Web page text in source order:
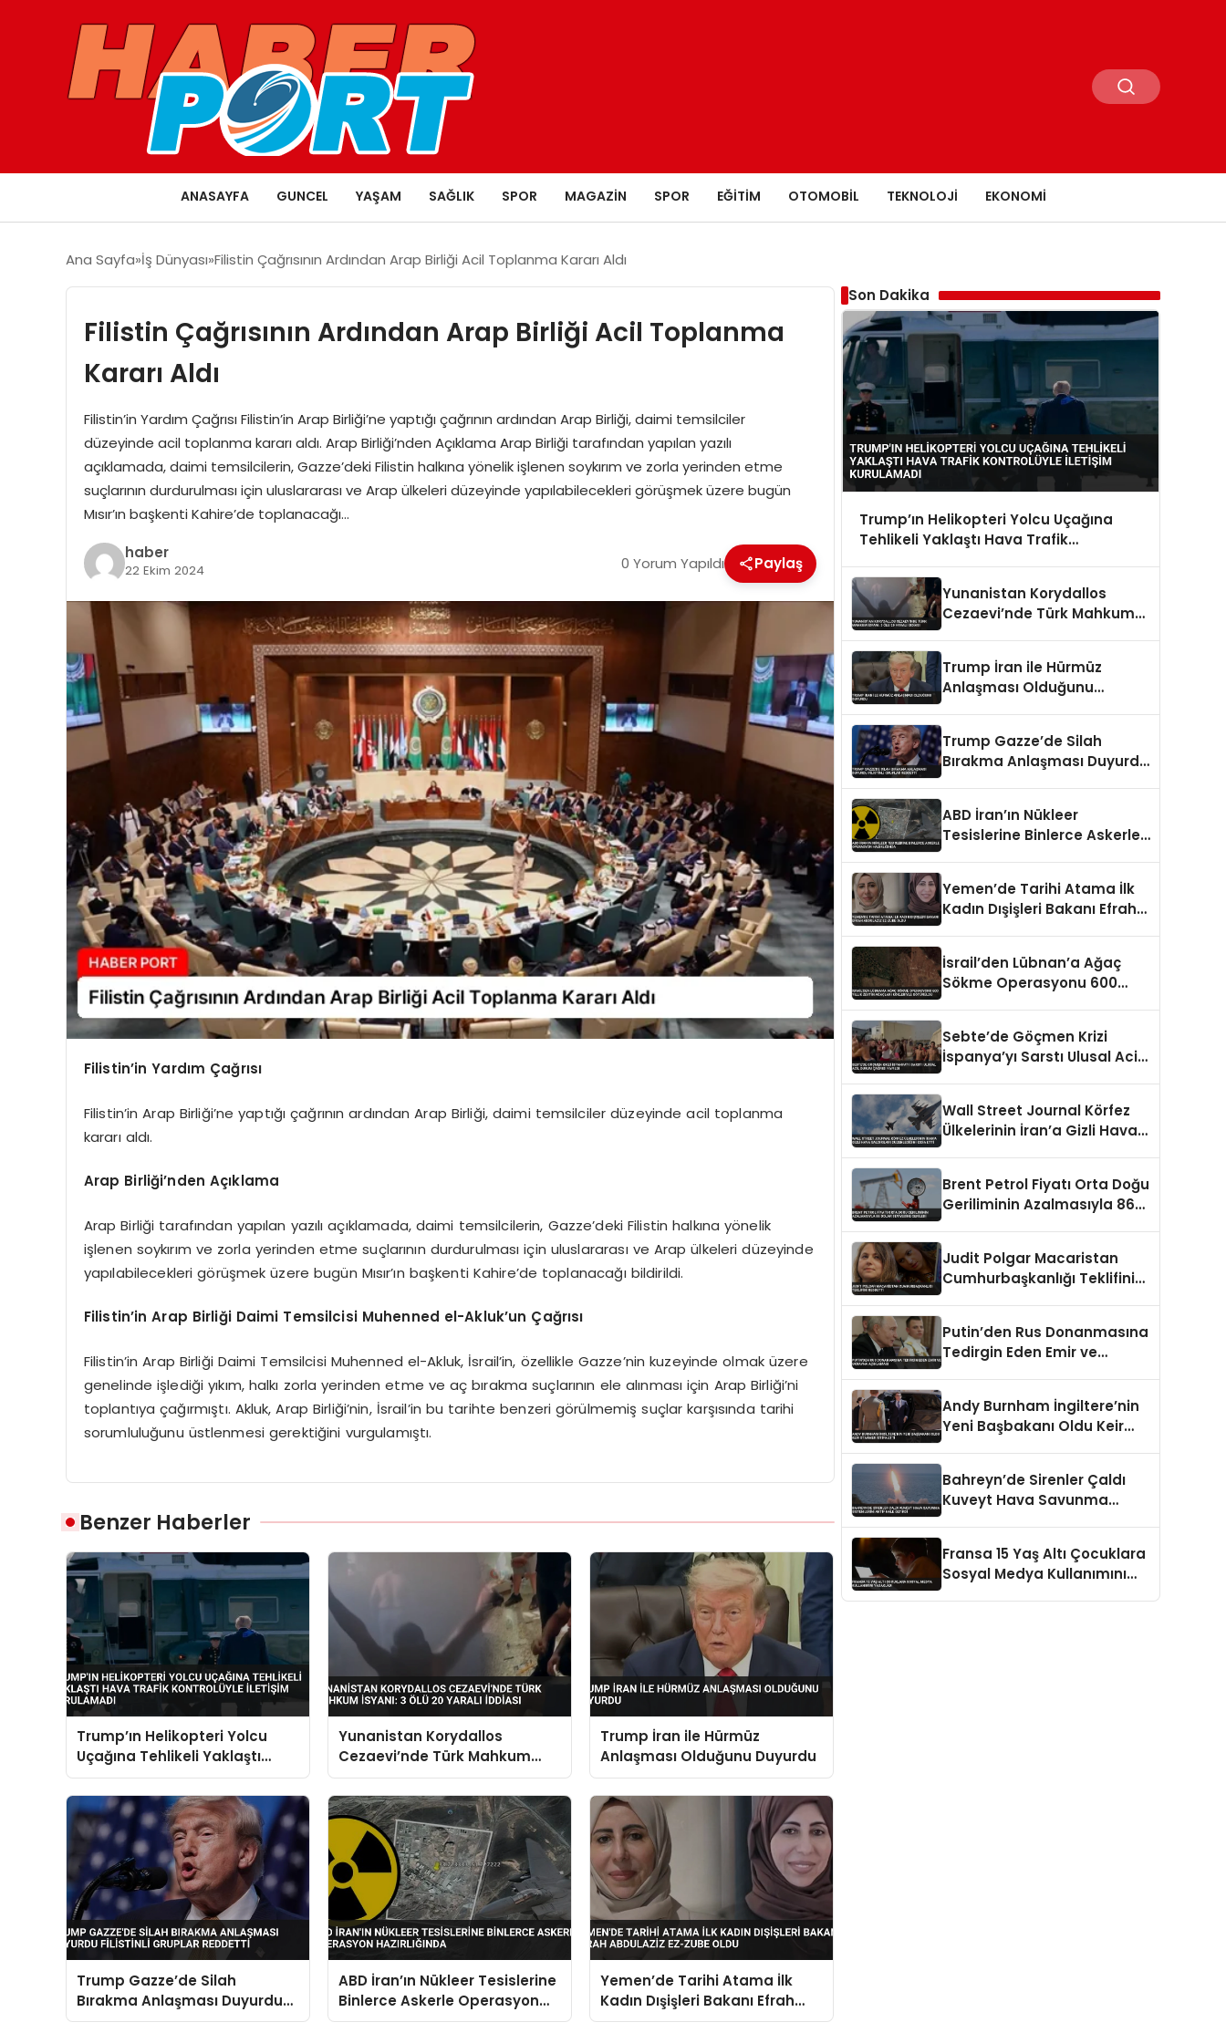
ANASAYFA GUNCEL YAŞAM SAĞLIK SPOR MAGAZIN SPOR EĞITIM OTOMOBIL TEKNOLOJI EKONOMI
Ana Sayfa İş Dünyası Filistin Çağrısının Ardından Arap Birliği Acil Toplanma Kararı Aldı
Filistin Çağrısının Ardından Arap Birliği Acil Toplanma
Kararı Aldı
Filistin’in Yardım Çağrısı Filistin’in Arap Birliği’ne yaptığı çağrının ardından Arap Birliği, daimi temsilciler
düzeyinde acil toplanma kararı aldı. Arap Birliği’nden Açıklama Arap Birliği tarafından yapılan yazılı
açıklamada, daimi temsilcilerin, Gazze’deki Filistin halkına yönelik işlenen soykırım ve zorla yerinden etme
suçlarının durdurulması için uluslararası ve Arap ülkeleri düzeyinde yapılabilecekleri görüşmek üzere bugün
Mısır’ın başkenti Kahire’de toplanacağı…
haber
22 Ekim 2024 0 Yorum Yapıldı Paylaş
Filistin’in Yardım Çağrısı
Filistin’in Arap Birliği’ne yaptığı çağrının ardından Arap Birliği, daimi temsilciler düzeyinde acil toplanma
kararı aldı.
Arap Birliği’nden Açıklama
Arap Birliği tarafından yapılan yazılı açıklamada, daimi temsilcilerin, Gazze’deki Filistin halkına yönelik
işlenen soykırım ve zorla yerinden etme suçlarının durdurulması için uluslararası ve Arap ülkeleri düzeyinde
yapılabilecekleri görüşmek üzere bugün Mısır’ın başkenti Kahire’de toplanacağı bildirildi.
Filistin’in Arap Birliği Daimi Temsilcisi Muhenned el-Akluk’un Çağrısı
Filistin’in Arap Birliği Daimi Temsilcisi Muhenned el-Akluk, İsrail’in, özellikle Gazze’nin kuzeyinde olmak üzere
genelinde işlediği yıkım, halkı zorla yerinden etme ve aç bırakma suçlarının ele alınması için Arap Birliği’ni
toplantıya çağırmıştı. Akluk, Arap Birliği’nin, İsrail’in bu tarihte benzeri görülmemiş suçlar karşısında tarihi
sorumluluğunu üstlenmesi gerektiğini vurgulamıştı.
Benzer Haberler
Trump’ın Helikopteri Yolcu
Uçağına Tehlikeli Yaklaştı
Hava Trafik Kontrolüyle
İletişim Kurulamadı
Yunanistan Korydallos
Cezaevi’nde Türk Mahkum
İsyanı: 3 Ölü 20 Yaralı İddiası
Trump İran ile Hürmüz
Anlaşması Olduğunu Duyurdu
Trump Gazze’de Silah
Bırakma Anlaşması Duyurdu
Filistinli Gruplar Reddetti
ABD İran’ın Nükleer Tesislerine
Binlerce Askerle Operasyon
Hazırlığında
Yemen’de Tarihi Atama İlk
Kadın Dışişleri Bakanı Efrah
Abdulaziz ez-Zube Oldu
Son Dakika
Trump’ın Helikopteri Yolcu Uçağına
Tehlikeli Yaklaştı Hava Trafik
Yunanistan Korydallos
Cezaevi’nde Türk Mahkum
Trump İran ile Hürmüz
Anlaşması Olduğunu
Trump Gazze’de Silah
Bırakma Anlaşması Duyurdu
ABD İran’ın Nükleer
Tesislerine Binlerce Askerle
Yemen’de Tarihi Atama İlk
Kadın Dışişleri Bakanı Efrah
İsrail’den Lübnan’a Ağaç
Sökme Operasyonu 600
Sebte’de Göçmen Krizi
İspanya’yı Sarstı Ulusal Acil
Wall Street Journal Körfez
Ülkelerinin İran’a Gizli Hava
Brent Petrol Fiyatı Orta Doğu
Geriliminin Azalmasıyla 86
Judit Polgar Macaristan
Cumhurbaşkanlığı Teklifini
Putin’den Rus Donanmasına
Tedirgin Eden Emir ve
Andy Burnham İngiltere’nin
Yeni Başbakanı Oldu Keir
Bahreyn’de Sirenler Çaldı
Kuveyt Hava Savunma
Fransa 15 Yaş Altı Çocuklara
Sosyal Medya Kullanımını